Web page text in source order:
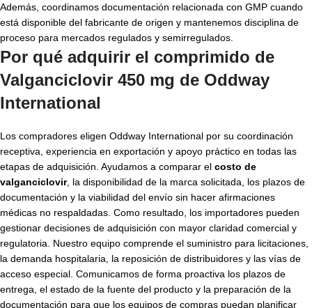
Además, coordinamos documentación relacionada con GMP cuando
está disponible del fabricante de origen y mantenemos disciplina de
proceso para mercados regulados y semirregulados.
Por qué adquirir el comprimido de
Valganciclovir 450 mg de Oddway
International
Los compradores eligen Oddway International por su coordinación
receptiva, experiencia en exportación y apoyo práctico en todas las
etapas de adquisición. Ayudamos a comparar el costo de
valganciclovir, la disponibilidad de la marca solicitada, los plazos de
documentación y la viabilidad del envío sin hacer afirmaciones
médicas no respaldadas. Como resultado, los importadores pueden
gestionar decisiones de adquisición con mayor claridad comercial y
regulatoria. Nuestro equipo comprende el suministro para licitaciones,
la demanda hospitalaria, la reposición de distribuidores y las vías de
acceso especial. Comunicamos de forma proactiva los plazos de
entrega, el estado de la fuente del producto y la preparación de la
documentación para que los equipos de compras puedan planificar